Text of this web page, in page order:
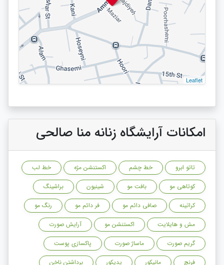
Leaflet
امکانات آرایشگاه زنانه منا صالحی
تاتو ابرو خط چشم اکستنشن مژه
خط لب
کوتاهی مو
بافت مو شینیون
براشینگ
کراتینه
صافی دائم مو فر دائم مو
رنگ مو
مش و هایلایت
اکستنشن مو
آرایش صورت
گریم صورت
ماساژ صورت
پاکسازی پوست
فرنچ
مانیکور پدیکور برداشتن ناخن